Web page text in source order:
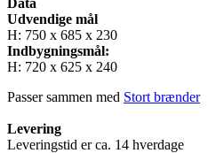
Udvendige mål
H: 750 x 685 x 230
Indbygningsmål:
H: 720 x 625 x 240
Passer sammen med Stort brænder
Levering
Leveringstid er ca. 14 hverdage